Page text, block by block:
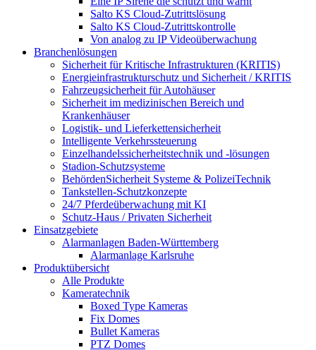
Salto KS Cloud-Zutrittslösung
Salto KS Cloud-Zutrittskontrolle
Von analog zu IP Videoüberwachung
Branchenlösungen
Sicherheit für Kritische Infrastrukturen (KRITIS)
Energieinfrastrukturschutz und Sicherheit / KRITIS
Fahrzeugsicherheit für Autohäuser
Sicherheit im medizinischen Bereich und
Krankenhäuser
Logistik- und Lieferkettensicherheit
Intelligente Verkehrssteuerung
Einzelhandelssicherheitstechnik und -lösungen
Stadion-Schutzsysteme
BehördenSicherheit Systeme & PolizeiTechnik
Tankstellen-Schutzkonzepte​
24/7 Pferdeüberwachung mit KI
Schutz-Haus / Privaten Sicherheit
Einsatzgebiete
Alarmanlagen Baden-Württemberg
Alarmanlage Karlsruhe
Produktübersicht
Alle Produkte
Kameratechnik
Boxed Type Kameras
Fix Domes
Bullet Kameras
PTZ Domes